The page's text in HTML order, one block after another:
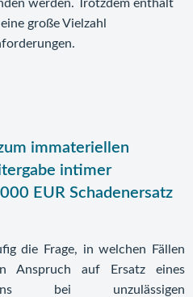
werden. Trotzdem enthält
große Vielzahl
immateriellen
intimer
EUR Schadenersatz
die Frage, in welchen Fällen
Anspruch auf Ersatz eines
bei unzulässigen